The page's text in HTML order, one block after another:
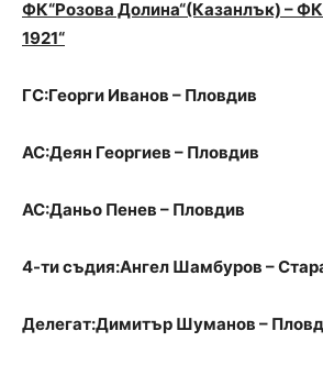
ФК“Розова Долина“(Казанлък) –
1921“
ГС:Георги Иванов – Пловдив
АС:Деян Георгиев – Пловдив
АС:Даньо Пенев – Пловдив
4-ти съдия:Ангел Шамбуров –
Делегат:Димитър Шуманов –